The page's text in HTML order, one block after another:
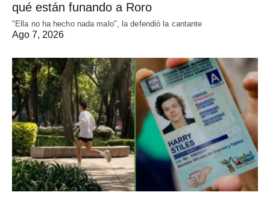
qué están funando a Roro
"Ella no ha hecho nada malo", la defendió la cantante
Ago 7, 2026